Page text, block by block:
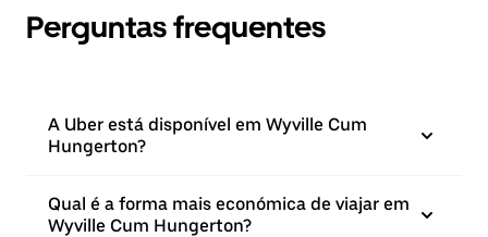
Perguntas frequentes
A Uber está disponível em Wyville Cum
Hungerton?
Qual é a forma mais económica de viajar em
Wyville Cum Hungerton?